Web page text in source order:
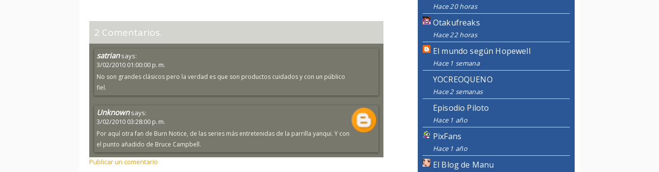
2 Comentarios.
satrian says:
3/02/2010 01:00:00 p. m.
No son grandes clásicos pero la verdad es que son productos cuidados y con un público
fiel.
Unknown says:
3/02/2010 03:28:00 p. m.
Por aquí otra fan de Burn Notice, de las series más entretenidas de la parrilla yanqui. Y con
el punto añadido de Bruce Campbell.
Publicar un comentario
Hace 20 horas
Otakufreaks
Hace 22 horas
El mundo según Hopewell
Hace 1 semana
YOCREOQUENO
Hace 2 semanas
Episodio Piloto
Hace 1 año
PixFans
Hace 1 año
El Blog de Manu